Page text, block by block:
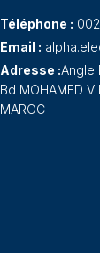
Téléphone :
Email :
Adresse :Angle
Bd MOHAMED
MAROC